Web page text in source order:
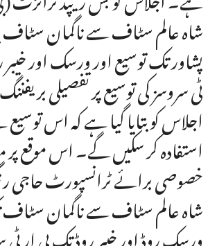
شاہ عالم سٹاف سے ناگمان سٹاف
پشاور تک توسیع اور ورسک اور
ٹی سروسز کی توسیع پر تفصیلی
اجلاس کو بتایا گیا ہے کہ اس
استفادہ کر سکیں گے۔ اس موقع
خصوصی برائے ٹرانسپورٹ حاجی
شاہ عالم سٹاف سے ناگمان
ورسک روڈ اور خیبر روڈ تک بی ار ٹی